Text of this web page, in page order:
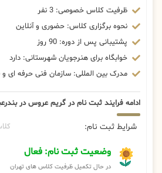
ظرفیت کلاس خصوصی: 3 نفر
نحوه برگزاری کلاس: حضوری و آنلاین
پشتیبانی پس از دوره: 90 روز
خوابگاه برای هنرجویان شهرستانی: دارد
مدرک بین المللی: سازمان فنی حرفه ای و
ادامه فرایند ثبت نام در گریم عروس در
شرایط ثبت نام:
وضعیت ثبت نام: فعال
در حال تکمیل ظرفیت کلاس های تهران